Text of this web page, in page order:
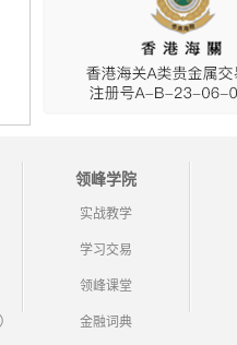
领峰学院
实战教学
学习交易
领峰课堂
金融词典